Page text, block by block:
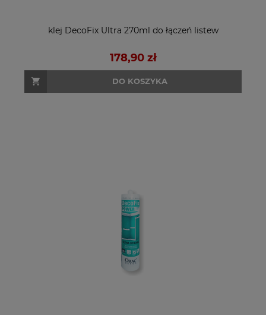
klej DecoFix Ultra 270ml do łączeń listew
178,90 zł
DO KOSZYKA